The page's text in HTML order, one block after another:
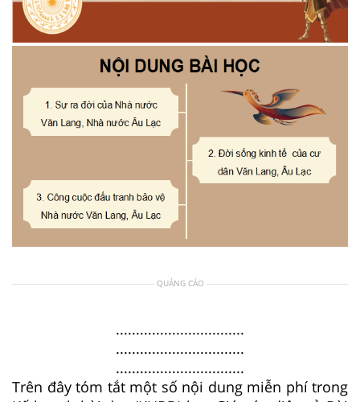
QUẢNG CÁO
................................
................................
................................
Trên đây tóm tắt một số nội dung miễn phí trong